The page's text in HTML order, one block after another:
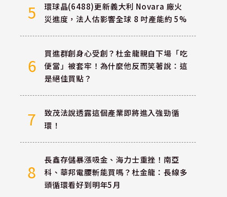
5
環球晶(6488)更新義大利 Novara 廠火
災進度，法人估影響全球 8 吋產能約 5%
6
買進群創身心受創？杜金龍親自下場「吃
便當」被套牢！為什麼他反而笑著說：這
是絕佳買點？
7
致茂法說透露這個產業即將進入強勁循
環！
8
長鑫存儲暴漲吸金、海力士重挫！南亞
科、華邦電腰斬能買嗎？杜金龍：長線多
頭循環看好到明年5月